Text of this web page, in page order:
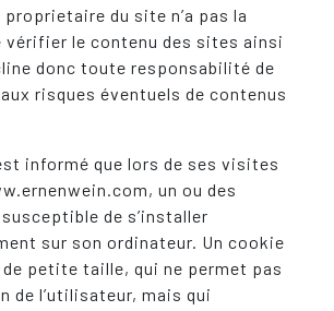
proprietaire du site n’a pas la
le contenu des sites ainsi
donc toute responsabilité de
risques éventuels de contenus
informé que lors de ses visites
un ou des
de s’installer
sur son ordinateur. Un cookie
petite taille, qui ne permet pas
de l’utilisateur, mais qui